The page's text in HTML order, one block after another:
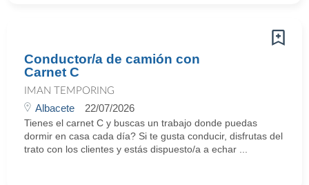
Conductor/a de camión con
Carnet C
IMAN TEMPORING
Albacete 22/07/2026
Tienes el carnet C y buscas un trabajo donde puedas
dormir en casa cada día? Si te gusta conducir, disfrutas del
trato con los clientes y estás dispuesto/a a echar ...